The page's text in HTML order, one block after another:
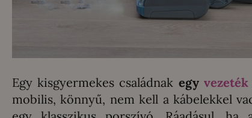
Egy kisgyermekes családnak egy
mobilis, könnyű, nem kell a kábelekkel